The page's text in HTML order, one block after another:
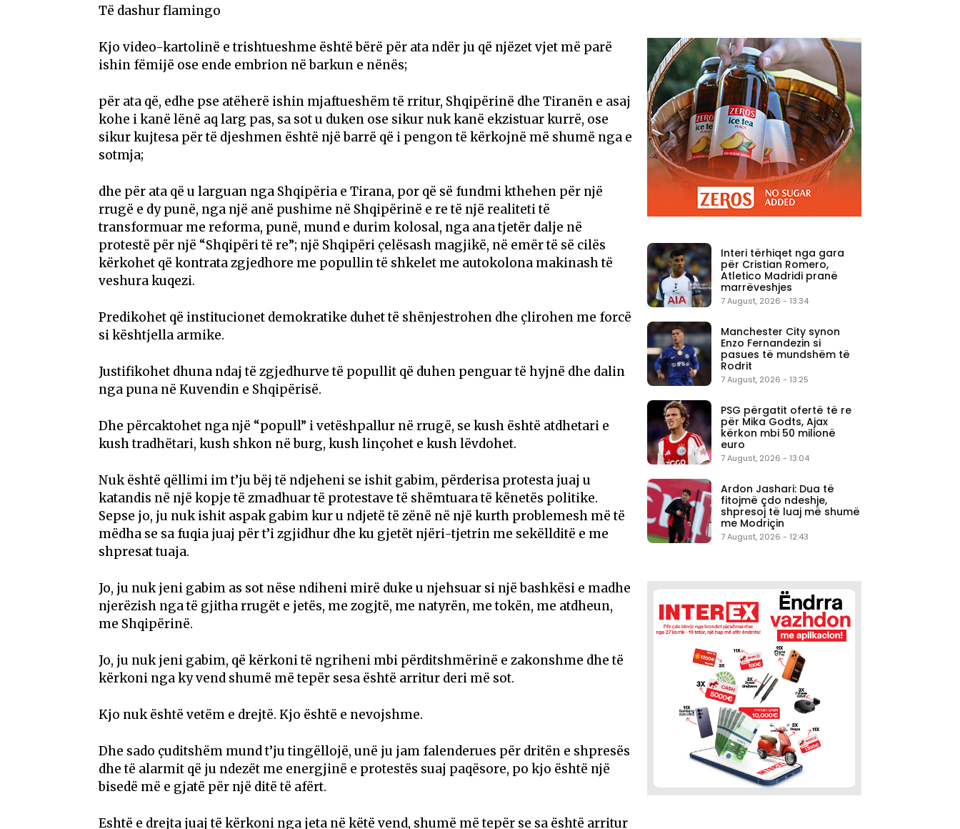
Të dashur flamingo
Kjo video-kartolinë e trishtueshme është bërë për ata ndër ju që njëzet vjet më parë
ishin fëmijë ose ende embrion në barkun e nënës;
për ata që, edhe pse atëherë ishin mjaftueshëm të rritur, Shqipërinë dhe Tiranën e asaj
kohe i kanë lënë aq larg pas, sa sot u duken ose sikur nuk kanë ekzistuar kurrë, ose
sikur kujtesa për të djeshmen është një barrë që i pengon të kërkojnë më shumë nga e
sotmja;
dhe për ata që u larguan nga Shqipëria e Tirana, por që së fundmi kthehen për një
rrugë e dy punë, nga një anë pushime në Shqipërinë e re të një realiteti të
transformuar me reforma, punë, mund e durim kolosal, nga ana tjetër dalje në
protestë për një “Shqipëri të re”; një Shqipëri çelësash magjikë, në emër të së cilës
kërkohet që kontrata zgjedhore me popullin të shkelet me autokolona makinash të
veshura kuqezi.
Predikohet që institucionet demokratike duhet të shënjestrohen dhe çlirohen me forcë
si kështjella armike.
Justifikohet dhuna ndaj të zgjedhurve të popullit që duhen penguar të hyjnë dhe dalin
nga puna në Kuvendin e Shqipërisë.
Dhe përcaktohet nga një “popull” i vetëshpallur në rrugë, se kush është atdhetari e
kush tradhëtari, kush shkon në burg, kush linçohet e kush lëvdohet.
Nuk është qëllimi im t’ju bëj të ndjeheni se ishit gabim, përderisa protesta juaj u
katandis në një kopje të zmadhuar të protestave të shëmtuara të kënetës politike.
Sepse jo, ju nuk ishit aspak gabim kur u ndjetë të zënë në një kurth problemesh më të
mëdha se sa fuqia juaj për t’i zgjidhur dhe ku gjetët njëri-tjetrin me sekëllditë e me
shpresat tuaja.
Jo, ju nuk jeni gabim as sot nëse ndiheni mirë duke u njehsuar si një bashkësi e madhe
njerëzish nga të gjitha rrugët e jetës, me zogjtë, me natyrën, me tokën, me atdheun,
me Shqipërinë.
Jo, ju nuk jeni gabim, që kërkoni të ngriheni mbi përditshmërinë e zakonshme dhe të
kërkoni nga ky vend shumë më tepër sesa është arritur deri më sot.
Kjo nuk është vetëm e drejtë. Kjo është e nevojshme.
Dhe sado çuditshëm mund t’ju tingëllojë, unë ju jam falenderues për dritën e shpresës
dhe të alarmit që ju ndezët me energjinë e protestës suaj paqësore, po kjo është një
bisedë më e gjatë për një ditë të afërt.
Eshtë e drejta juaj të kërkoni nga jeta në këtë vend, shumë më tepër se sa është arritur
Interi tërhiqet nga gara
për Cristian Romero,
Atletico Madridi pranë
marrëveshjes
7 August, 2026 - 13:34
Manchester City synon
Enzo Fernandezin si
pasues të mundshëm të
Rodrit
7 August, 2026 - 13:25
PSG përgatit ofertë të re
për Mika Godts, Ajax
kërkon mbi 50 milionë
euro
7 August, 2026 - 13:04
Ardon Jashari: Dua të
fitojmë çdo ndeshje,
shpresoj të luaj më shumë
me Modriçin
7 August, 2026 - 12:43